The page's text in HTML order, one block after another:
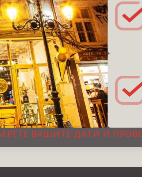
ВАШИТЕ ДАТИ И